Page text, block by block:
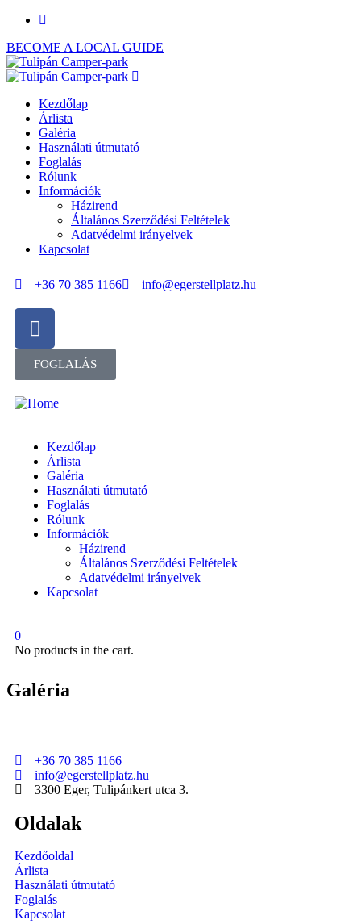
BECOME A LOCAL GUIDE
Kezdőlap
Árlista
Galéria
Használati útmutató
Foglalás
Rólunk
Információk
Házirend
Általános Szerződési Feltételek
Adatvédelmi irányelvek
Kapcsolat
+36 70 385 1166 info@egerstellplatz.hu
FOGLALÁS
Kezdőlap
Árlista
Galéria
Használati útmutató
Foglalás
Rólunk
Információk
Házirend
Általános Szerződési Feltételek
Adatvédelmi irányelvek
Kapcsolat
0
No products in the cart.
Galéria
+36 70 385 1166
info@egerstellplatz.hu
3300 Eger, Tulipánkert utca 3.
Oldalak
Kezdőoldal
Árlista
Használati útmutató
Foglalás
Kapcsolat